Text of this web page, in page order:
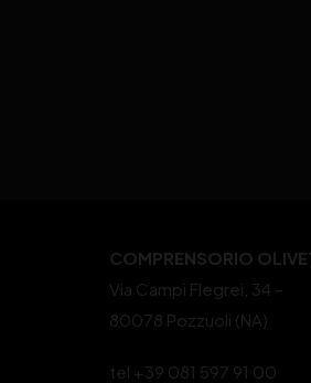
COMPRENSORIO
Via Campi Flegrei, 34 –
80078 Pozzuoli (NA)
tel +39 081 597 91 00